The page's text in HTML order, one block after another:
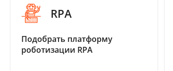
RPA
Подобрать платформу
роботизации RPA